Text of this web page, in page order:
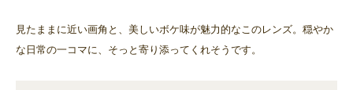
見たままに近い画角と、美しいボケ味が魅力的なこのレンズ。穏やか
な日常の一コマに、そっと寄り添ってくれそうです。